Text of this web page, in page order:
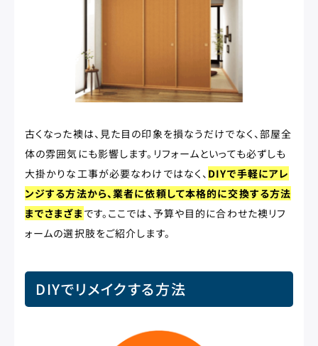
古くなった襖は、見た目の印象を損なうだけでなく、部屋全
体の雰囲気にも影響します。リフォームといっても必ずしも
大掛かりな工事が必要なわけではなく、 DIYで手軽にアレ
ンジする方法から、業者に依頼して本格的に交換する方法
までさまざま です。ここでは、予算や目的に合わせた襖リフ
ォームの選択肢をご紹介します。
DIYでリメイクする方法